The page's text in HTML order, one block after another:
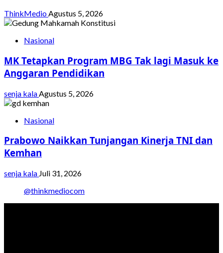
ThinkMedioAgustus 5, 2026
Nasional
MK Tetapkan Program MBG Tak lagi Masuk ke
Anggaran Pendidikan
senja kala Agustus 5, 2026
Nasional
Prabowo Naikkan Tunjangan Kinerja TNI dan
Kemhan
senja kala Juli 31, 2026
@thinkmediocom